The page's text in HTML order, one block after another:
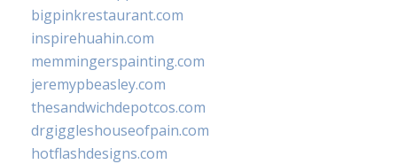
bigpinkrestaurant.com
inspirehuahin.com
memmingerspainting.com
jeremypbeasley.com
thesandwichdepotcos.com
drgiggleshouseofpain.com
hotflashdesigns.com